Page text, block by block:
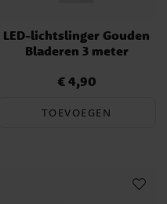
LED-lichtslinger Gouden
Bladeren 3 meter
Prijs :€ 4,90
€ 4,90
TOEVOEGEN